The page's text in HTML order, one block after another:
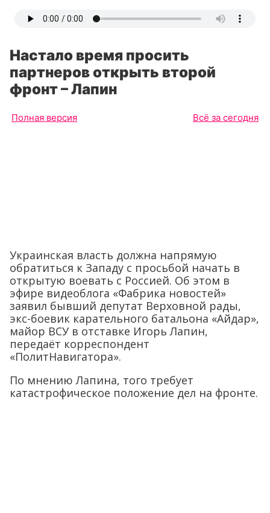
Настало время просить
партнеров открыть второй
фронт – Лапин
Полная версия Всё за сегодня
Украинская власть должна напрямую
обратиться к Западу с просьбой начать в
открытую воевать с Россией. Об этом в
эфире видеоблога «Фабрика новостей»
заявил бывший депутат Верховной рады,
экс-боевик карательного батальона «Айдар»,
майор ВСУ в отставке Игорь Лапин,
передаёт корреспондент
«ПолитНавигатора».
По мнению Лапина, того требует
катастрофическое положение дел на фронте.